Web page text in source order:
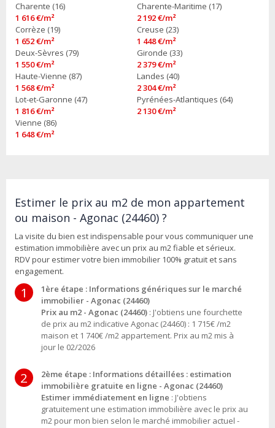
Charente (16)
1 616 €/m²
Charente-Maritime (17)
2 192 €/m²
Corrèze (19)
1 652 €/m²
Creuse (23)
1 448 €/m²
Deux-Sèvres (79)
1 550 €/m²
Gironde (33)
2 379 €/m²
Haute-Vienne (87)
1 568 €/m²
Landes (40)
2 304 €/m²
Lot-et-Garonne (47)
1 816 €/m²
Pyrénées-Atlantiques (64)
2 130 €/m²
Vienne (86)
1 648 €/m²
Estimer le prix au m2 de mon appartement
ou maison - Agonac (24460) ?
La visite du bien est indispensable pour vous communiquer une
estimation immobilière avec un prix au m2 fiable et sérieux.
RDV pour estimer votre bien immobilier 100% gratuit et sans
engagement.
1
1ère étape : Informations génériques sur le marché
immobilier - Agonac (24460)
Prix au m2 - Agonac (24460) : J'obtiens une fourchette
de prix au m2 indicative Agonac (24460) : 1 715€ /m2
maison et 1 740€ /m2 appartement. Prix au m2 mis à
jour le 02/2026
2
2ème étape : Informations détaillées : estimation
immobilière gratuite en ligne - Agonac (24460)
Estimer immédiatement en ligne : J'obtiens
gratuitement une estimation immobilière avec le prix au
m2 pour mon bien selon le marché immobilier actuel -